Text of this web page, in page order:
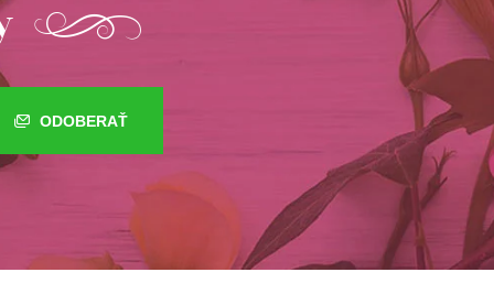
ODOBERAŤ